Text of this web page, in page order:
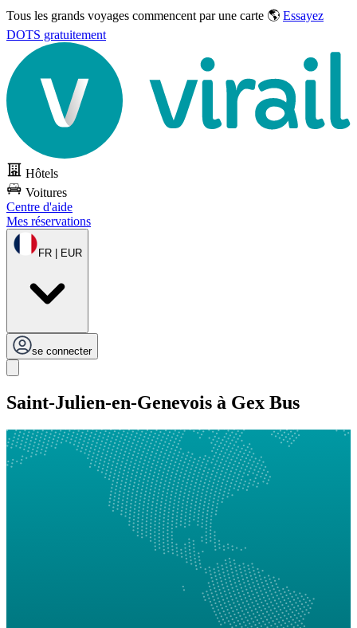
Tous les grands voyages commencent par une carte 🌎 Essayez
DOTS gratuitement
Hôtels
Voitures
Centre d'aide
Mes réservations
FR | EUR
se connecter
Saint-Julien-en-Genevois à Gex Bus